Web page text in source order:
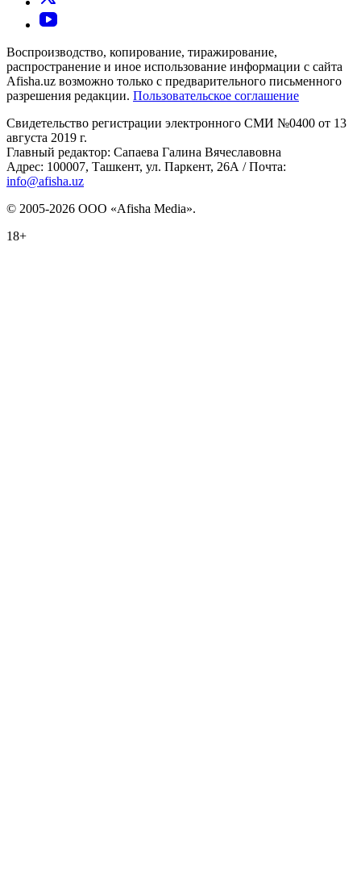
Воспроизводство, копирование, тиражирование,
распространение и иное использование информации с сайта
Afisha.uz возможно только с предварительного письменного
разрешения редакции. Пользовательское соглашение
Свидетельство регистрации электронного СМИ №0400 от 13
августа 2019 г.
Главный редактор: Сапаева Галина Вячеславовна
Адрес: 100007, Ташкент, ул. Паркент, 26А / Почта:
info@afisha.uz
© 2005-2026 ООО «Afisha Media».
18+